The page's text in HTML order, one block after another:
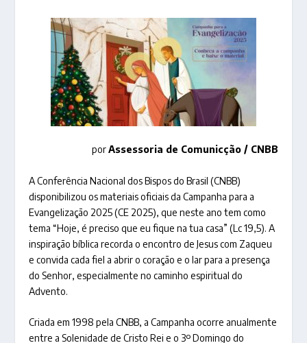
porAssessoria de Comunicção / CNBB
A Conferência Nacional dos Bispos do Brasil (CNBB)
disponibilizou os materiais oficiais da Campanha para a
Evangelização 2025 (CE 2025), que neste ano tem como
tema “Hoje, é preciso que eu fique na tua casa” (Lc 19,5). A
inspiração bíblica recorda o encontro de Jesus com Zaqueu
e convida cada fiel a abrir o coração e o lar para a presença
do Senhor, especialmente no caminho espiritual do
Advento.
Criada em 1998 pela CNBB, a Campanha ocorre anualmente
entre a Solenidade de Cristo Rei e o 3º Domingo do